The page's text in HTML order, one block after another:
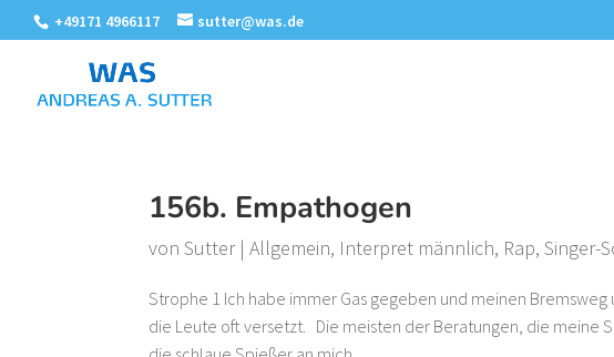
+49171 4966117 sutter@was.de
156b. Empathogen
vonSutter|Allgemein, Interpret männlich, Rap,Singer-
Strophe 1 Ich habe immer Gas gegeben und meinen
die Leute oft versetzt. Die meisten der Beratungen, die meine